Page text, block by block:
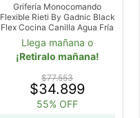
Grifería Monocomando
Flexible Rieti By Gadnic Black
Flex Cocina Canilla Agua Fría
Caliente
Llega mañana o
¡Retiralo mañana!
$77.553
$34.899
55% OFF